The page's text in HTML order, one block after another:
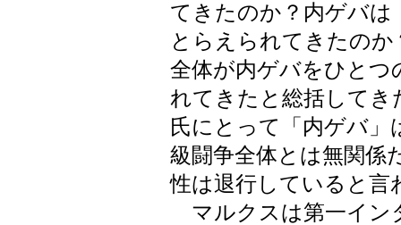
てきたのか？内ゲバは
とらえられてきたの
全体が内ゲバをひとつ
れてきたと総括して
氏にとって「内ゲバ」
級闘争全体とは無関係
性は退行していると言
マルクスは第一イン